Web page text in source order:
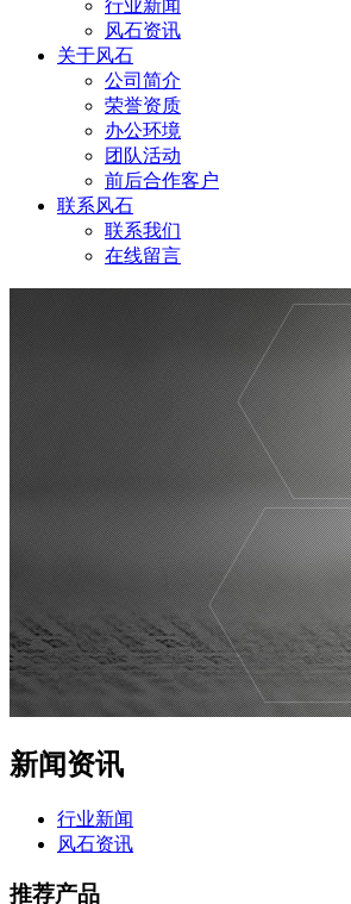
行业新闻
风石资讯
关于风石
公司简介
荣誉资质
办公环境
团队活动
前后合作客户
联系风石
联系我们
在线留言
新闻资讯
行业新闻
风石资讯
推荐产品